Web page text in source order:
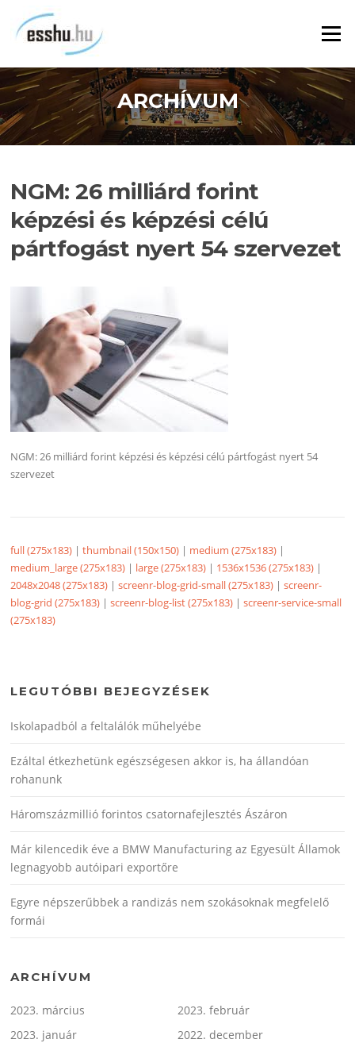
tartalomra
Menü
ARCHÍVUM
NGM: 26 milliárd forint
képzési és képzési célú
pártfogást nyert 54 szervezet
NGM: 26 milliárd forint képzési és képzési célú pártfogást nyert 54
szervezet
full (275x183) |thumbnail (150x150) | medium (275x183) |
medium_large (275x183) | large (275x183) | 1536x1536 (275x183) |
2048x2048 (275x183) |screenr-blog-grid-small (275x183) |screenr-
blog-grid (275x183) |screenr-blog-list (275x183) |screenr-service-small
(275x183)
LEGUTÓBBI BEJEGYZÉSEK
Iskolapadból a feltalálók műhelyébe
Ezáltal étkezhetünk egészségesen akkor is, ha állandóan
rohanunk
Háromszázmillió forintos csatornafejlesztés Ászáron
Már kilencedik éve a BMW Manufacturing az Egyesült Államok
legnagyobb autóipari exportőre
Egyre népszerűbbek a randizás nem szokásoknak megfelelő
formái
ARCHÍVUM
2023. március
2023. február
2023. január
2022. december